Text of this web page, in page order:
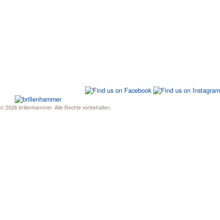
© 2026 brillenhammer. Alle Rechte vorbehalten.